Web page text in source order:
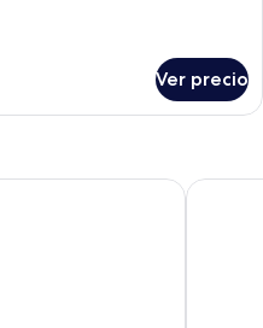
Ver precio
La Villa